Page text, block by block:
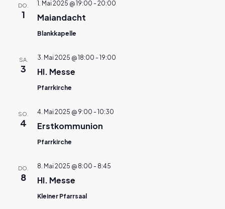
DO.
1 Maiandacht
1. Mai 2025 @ 19:00 - 20:00
Blankkapelle
SA.
3 Hl. Messe
3. Mai 2025 @ 18:00 - 19:00
Pfarrkirche
SO.
4 Erstkommunion
4. Mai 2025 @ 9:00 - 10:30
Pfarrkirche
DO.
8 Hl. Messe
8. Mai 2025 @ 8:00 - 8:45
Kleiner Pfarrsaal